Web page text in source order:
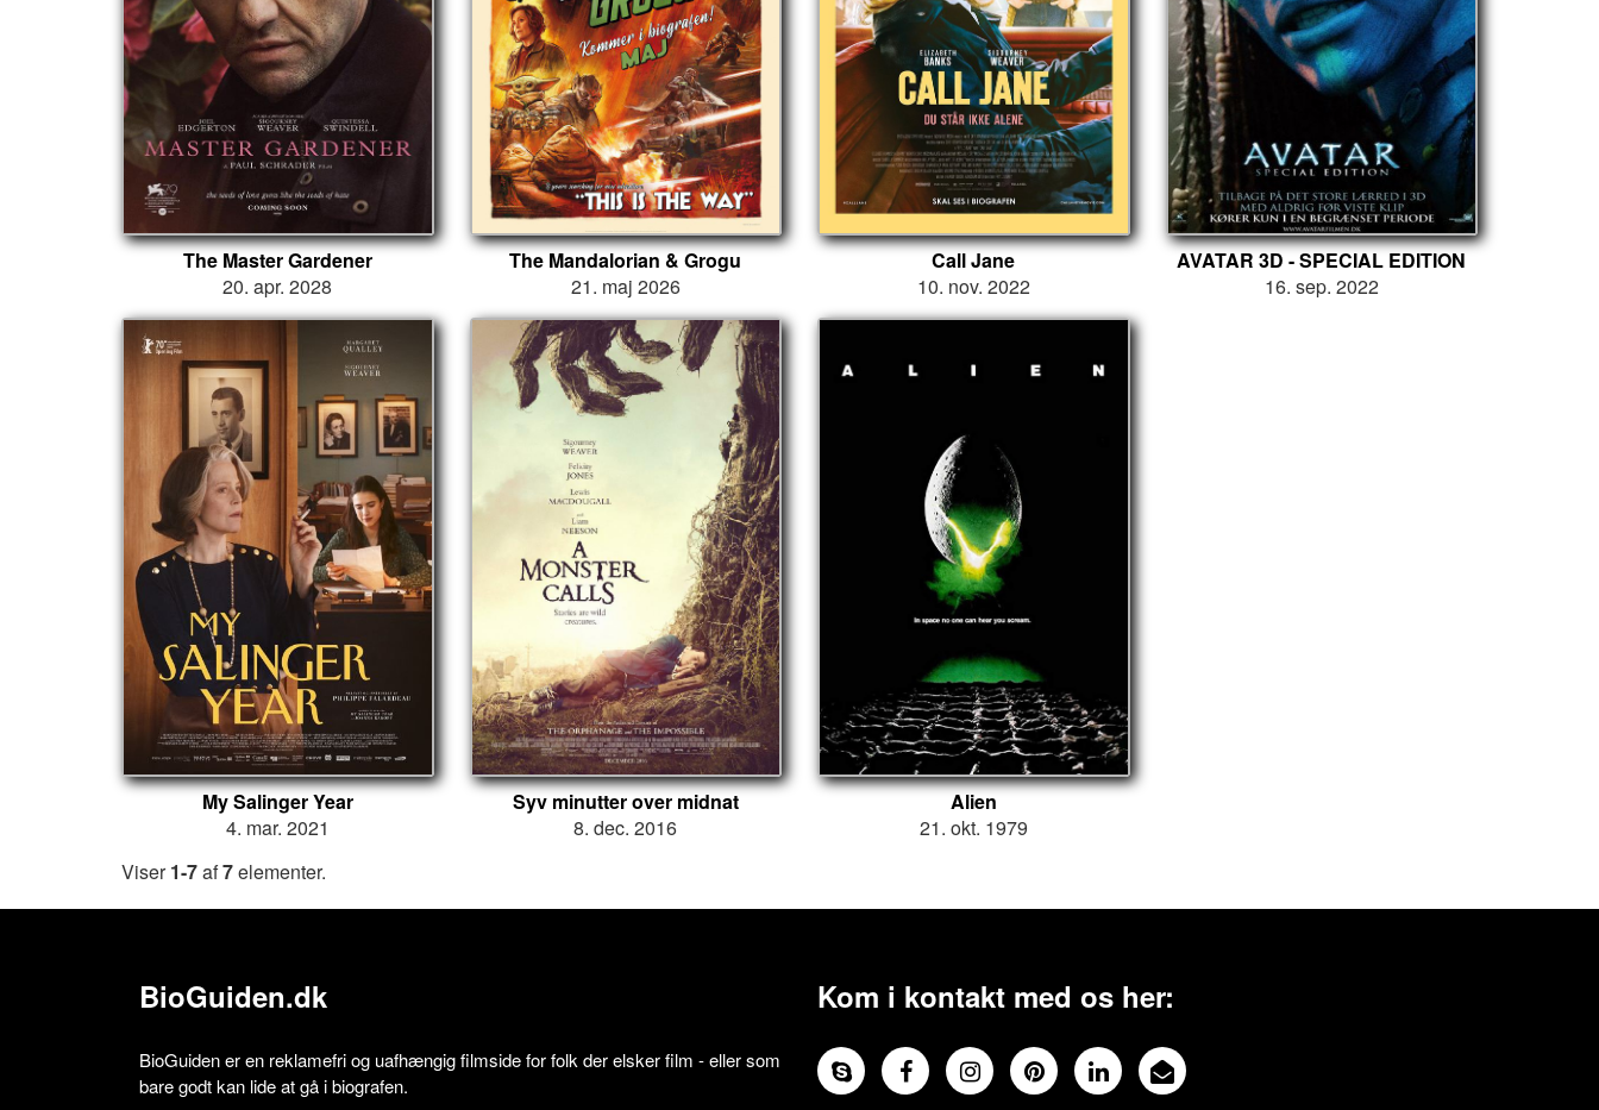
The Master Gardener
20. apr. 2028
The Mandalorian & Grogu
21. maj 2026
Call Jane
10. nov. 2022
AVATAR 3D - SPECIAL EDITION
16. sep. 2022
My Salinger Year
4. mar. 2021
Syv minutter over midnat
8. dec. 2016
Alien
21. okt. 1979
Viser1-7af7elementer.
BioGuiden.dk
BioGuiden er en reklamefri og uafhængig filmside for folk der elsker film - eller som
bare godt kan lide at gå i biografen.
Kom i kontakt med os her: